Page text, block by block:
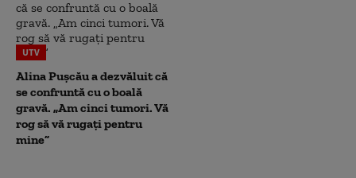
UTV
Alina Pușcău a dezvăluit că
se confruntă cu o boală
gravă. „Am cinci tumori. Vă
rog să vă rugați pentru
mine”